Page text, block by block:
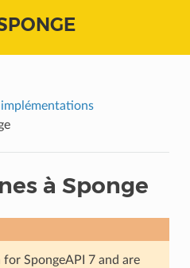
à Sponge
SpongeAPI 7 and are